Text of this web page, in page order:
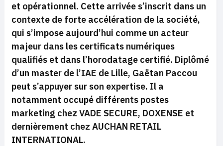
et opérationnel. Cette arrivée s’inscrit dans un
contexte de forte accélération de la société,
qui s’impose aujourd’hui comme un acteur
majeur dans les certificats numériques
qualifiés et dans l’horodatage certifié. Diplômé
d’un master de l’IAE de Lille, Gaëtan Paccou
peut s’appuyer sur son expertise. Il a
notamment occupé différents postes
marketing chez VADE SECURE, DOXENSE et
dernièrement chez AUCHAN RETAIL
INTERNATIONAL.